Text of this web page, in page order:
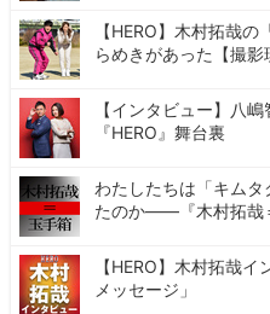
【HERO】木村拓哉
らめきがあった【撮影
【インタビュー】八
『HERO』舞台裏
わたしたちは「キム
たのか――『木村拓哉
【HERO】木村拓哉
メッセージ」